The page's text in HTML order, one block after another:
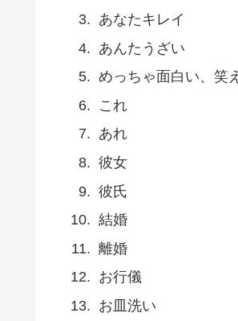
あなたキレイ
あんたうざい
めっちゃ面白い、笑
これ
あれ
彼女
彼氏
結婚
離婚
お行儀
お皿洗い